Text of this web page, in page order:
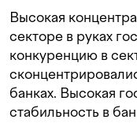
Высокая
секторе в руках
конкуренцию в
банках. Высокая
стабильность в